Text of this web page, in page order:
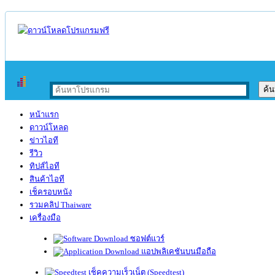
หน้าแรก
ดาวน์โหลด
ข่าวไอที
รีวิว
ทิปส์ไอที
สินค้าไอที
เช็ครอบหนัง
รวมคลิป Thaiware
เครื่องมือ
ซอฟต์แวร์
แอปพลิเคชันบนมือถือ
เช็คความเร็วเน็ต (Speedtest)